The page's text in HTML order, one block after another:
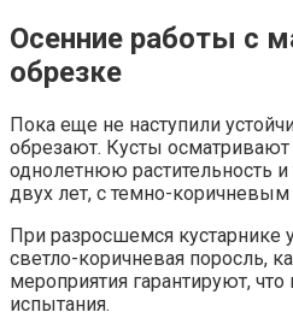
Осенние работы с
обрезке
Пока еще не наступили
обрезают. Кусты
однолетнюю растительность
двух лет, с темно-
При разросшемся кустарнике
светло-коричневая поросль,
мероприятия гарантируют,
испытания.